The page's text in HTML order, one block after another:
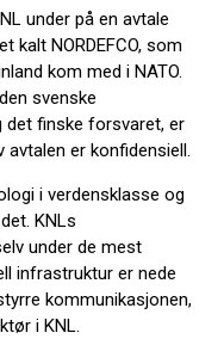
under på en avtale
kalt NORDEFCO, som
kom med i NATO.
svenske
finske forsvaret, er
avtalen er konfidensiell.
i verdensklasse og
KNLs
under de mest
infrastruktur er nede
kommunikasjonen,
i KNL.